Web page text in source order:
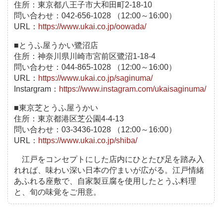
住所：東京都八王子市大和田町2-18-10
問い合わせ：042-656-1028 （12:00～16:00）
URL： https://www.ukai.co.jp/oowada/
■とうふ屋うかい鷺沼店
住所：神奈川県川崎市宮前区鷺沼1-18-4
問い合わせ：044-865-1028 （12:00～16:00）
URL： https://www.ukai.co.jp/saginuma/
Instargram： https://www.instagram.com/ukaisaginuma/
■東京芝とうふ屋うかい
住所：東京都港区芝公園4-4-13
問い合わせ：03-3436-1028 （12:00～16:00）
URL： https://www.ukai.co.jp/shiba/
江戸をコンセプトにした店内にひとたび足を踏み入
れれば、味わい深い日本の佇まいが広がる。江戸情緒
あふれる座敷で、自家製豆腐を使用したとうふ料理
と、旬の味覚をご用意。